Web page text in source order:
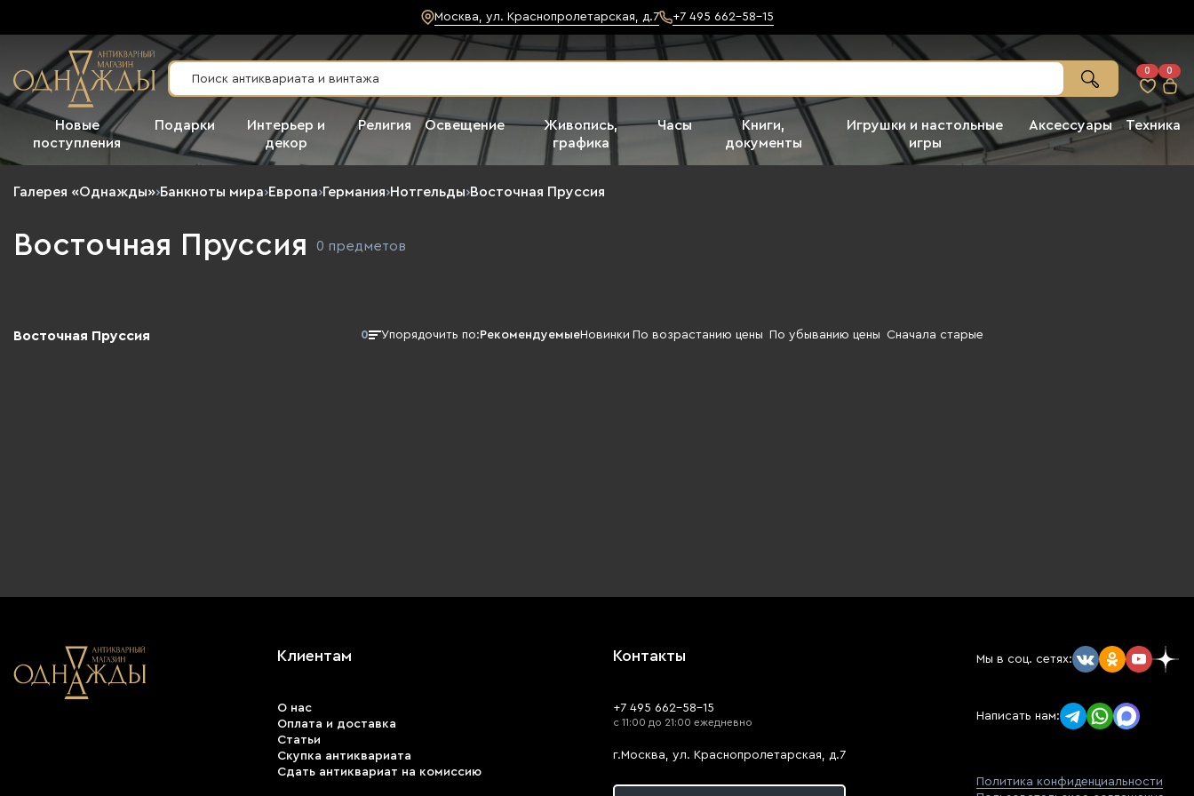
Москва, ул. Краснопролетарская, д.7 +7 495 662-58-15
0 0
Новые
поступления
Подарки
Интерьер и
декор
Религия Освещение
Живопись,
графика
Часы
Книги,
документы
Игрушки и настольные
игры
Аксессуары Техника
Галерея «Однажды»›Банкноты мира›Европа›Германия›Нотгельды›Восточная Пруссия
Восточная Пруссия 0 предметов
Восточная Пруссия 0 Упорядочить по: РекомендуемыеНовинки По возрастанию цены По убыванию цены Сначала старые
Клиентам
О нас
Оплата и доставка
Статьи
Скупка антиквариата
Сдать антиквариат на комиссию
Контакты
+7 495 662-58-15
с 11:00 до 21:00 ежедневно
г.Москва, ул. Краснопролетарская, д.7
Мы в соц. сетях:
Написать нам:
Политика конфиденциальности